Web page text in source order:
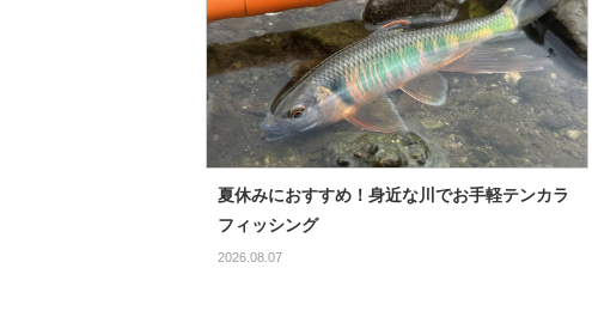
夏休みにおすすめ！身近な川でお手軽テンカラ
フィッシング
2026.08.07